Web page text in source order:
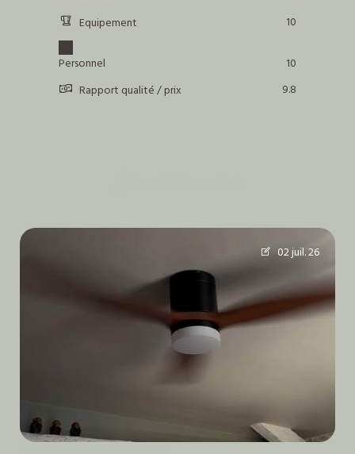
Equipement
10
Personnel
10
Rapport qualité / prix
9.8
02 juil. 26